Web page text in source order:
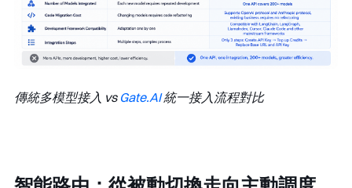
傳統多模型接入 vs Gate.AI 統一接入流程對比